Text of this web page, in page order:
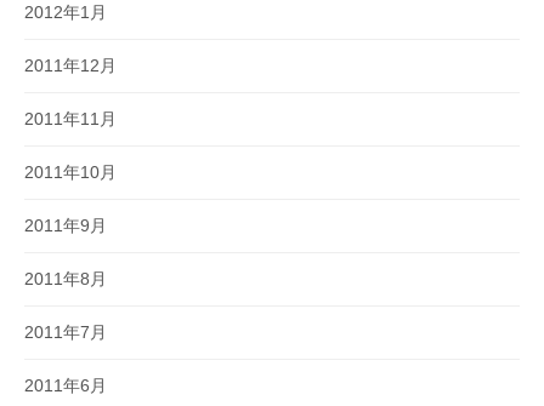
2012年1月
2011年12月
2011年11月
2011年10月
2011年9月
2011年8月
2011年7月
2011年6月